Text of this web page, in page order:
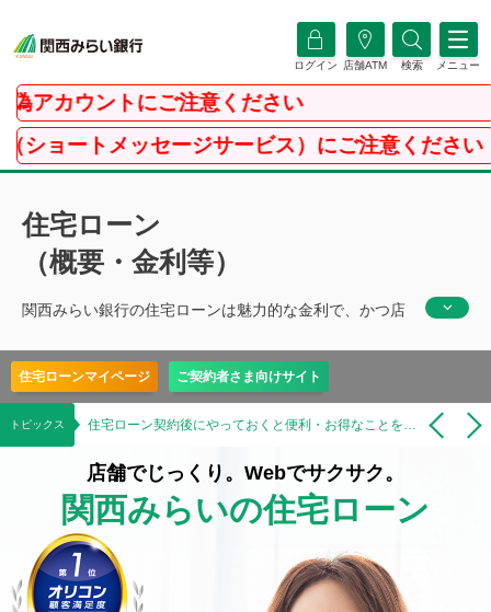
ログイン 店舗ATM 検索 メニュー
ントにご注意ください
ージサービス）にご注意ください
住宅ローン
（概要・金利等）
関西みらい銀行の住宅ローンは魅力的な金利で、かつ店
談いただけます。住宅ローンをご検討の方はぜひ一度、
お気軽にご相談ください。
住宅ローンマイページ ご契約者さま向けサイト
店舗でじっくり。Webでサクサク。
関西みらいの住宅ローン
トピックス 来店不要で住宅ローンのご契約！「関西みらい住宅ローン電子契約サービス」の取扱いを開始しました。 住宅ローン契約後にやっておくと便利・お得なことをご紹介。各種ローンの金利特典やATMご利用手数料の優遇も！ 充実保障